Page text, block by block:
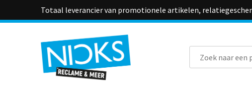
Totaal leverancier van promotionele artikelen,